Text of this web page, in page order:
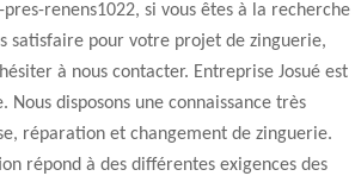
renens1022, si vous êtes à la recherche
satisfaire pour votre projet de zinguerie,
à nous contacter. Entreprise Josué est
Nous disposons une connaissance très
réparation et changement de zinguerie.
répond à des différentes exigences des